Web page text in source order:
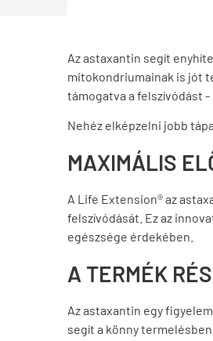
Az astaxantin segít
mitokondriumainak is jót
támogatva a felszívódást
Nehéz elképzelni jobb
MAXIMÁLIS
A Life Extension® az
felszívódását. Ez az
egészsége érdekében.
A TERMÉK
Az astaxantin egy
segít a könny